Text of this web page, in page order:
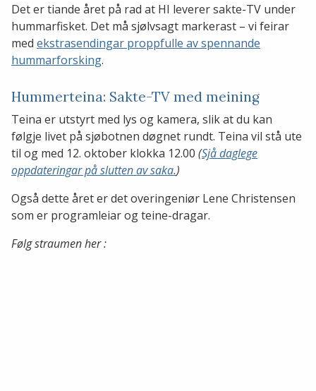
Det er tiande året på rad at HI leverer sakte-TV under
hummarfisket. Det må sjølvsagt markerast – vi feirar
med ekstrasendingar proppfulle av spennande
hummarforsking.
Hummerteina: Sakte-TV med meining
Teina er utstyrt med lys og kamera, slik at du kan
følgje livet på sjøbotnen døgnet rundt. Teina vil stå ute
til og med 12. oktober klokka 12.00 (Sjå daglege
oppdateringar på slutten av saka.)
Også dette året er det overingeniør Lene Christensen
som er programleiar og teine-dragar.
Følg straumen her :